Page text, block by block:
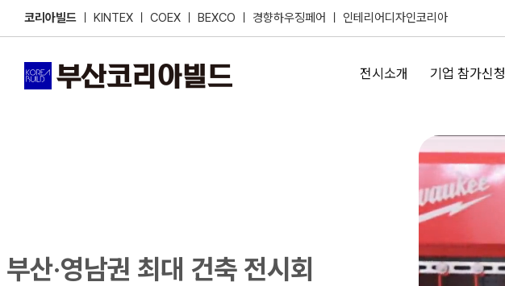
코리아빌드 ㅣ KINTEX ㅣ COEX ㅣ BEXCO ㅣ 경향하우징페어 ㅣ 인테리어디자인코리아
전시소개 기업 참가신청
부산·영남권 최대 건축 전시회